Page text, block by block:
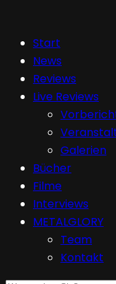
Start
News
Reviews
Live Reviews
Galerien
Bücher
Filme
Interviews
METALGLORY
Team
Kontakt